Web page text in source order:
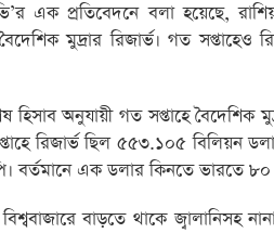
এক প্রতিবেদনে বলা হয়েছে,
মুদ্রার রিজার্ভ। গত সপ্তাহেও
হিসাব অনুযায়ী গত সপ্তাহে বৈদেশিক
রিজার্ভ ছিল ৫৫৩.১০৫ বিলিয়ন
বর্তমানে এক ডলার কিনতে ভারতে
বাড়তে থাকে জ্বালানিসহ